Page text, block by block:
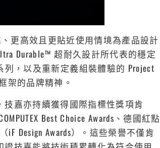
更高效且更貼近使用情境為產品設計
Durable™ 超耐久設計所代表的穩定
列，以及重新定義組裝體驗的 Project
架的品牌精神。
嘉亦持續獲得國際指標性獎項肯
Best Choice Awards、德國紅點
iF Design Awards）。這些榮譽不僅肯